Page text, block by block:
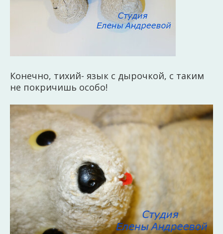
Конечно, тихий- язык с дырочкой, с таким
не покричишь особо!